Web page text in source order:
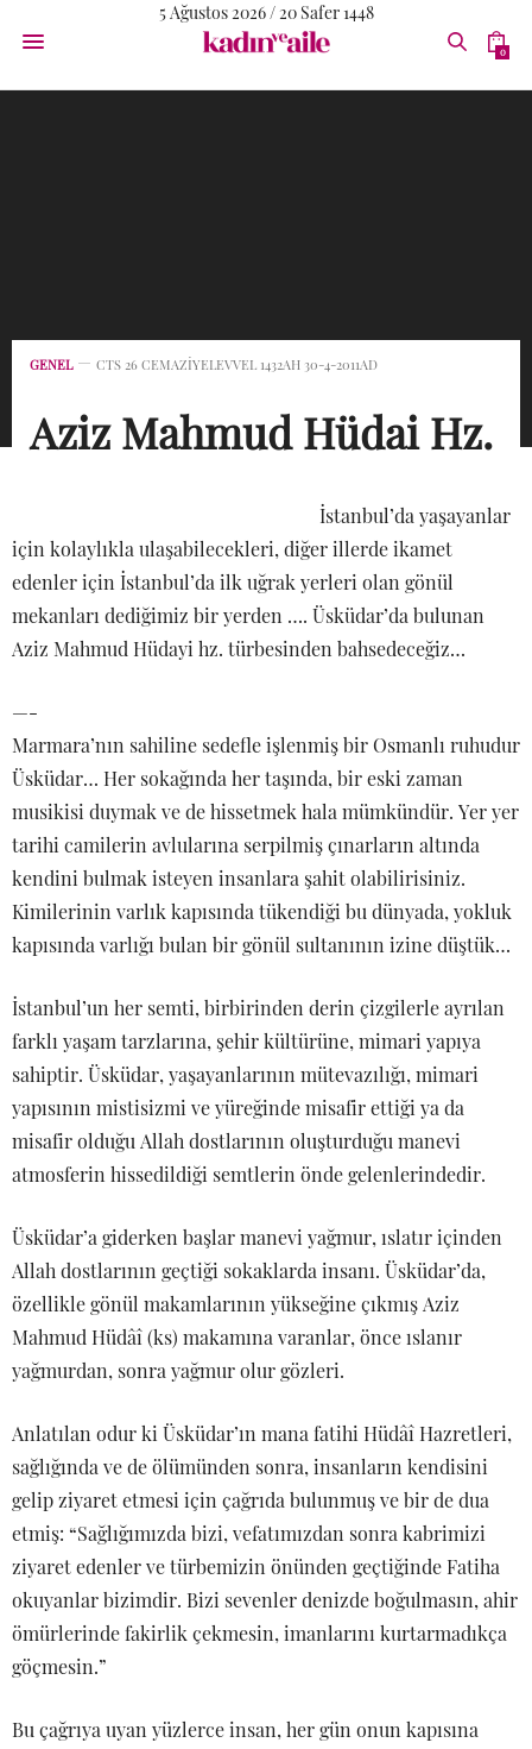
5 Ağustos 2026 / 20 Safer 1448
0
GENEL CTS 26 CEMAZIYELEVVEL 1432AH 30-4-2011AD
Aziz Mahmud Hüdai Hz.
İstanbul’da yaşayanlar
için kolaylıkla ulaşabilecekleri, diğer illerde ikamet
edenler için İstanbul’da ilk uğrak yerleri olan gönül
mekanları dediğimiz bir yerden …. Üsküdar’da bulunan
Aziz Mahmud Hüdayi hz. türbesinden bahsedeceğiz…
—-
Marmara’nın sahiline sedefle işlenmiş bir Osmanlı ruhudur
Üsküdar… Her sokağında her taşında, bir eski zaman
musikisi duymak ve de hissetmek hala mümkündür. Yer yer
tarihi camilerin avlularına serpilmiş çınarların altında
kendini bulmak isteyen insanlara şahit olabilirisiniz.
Kimilerinin varlık kapısında tükendiği bu dünyada, yokluk
kapısında varlığı bulan bir gönül sultanının izine düştük…
İstanbul’un her semti, birbirinden derin çizgilerle ayrılan
farklı yaşam tarzlarına, şehir kültürüne, mimari yapıya
sahiptir. Üsküdar, yaşayanlarının mütevazılığı, mimari
yapısının mistisizmi ve yüreğinde misafir ettiği ya da
misafir olduğu Allah dostlarının oluşturduğu manevi
atmosferin hissedildiği semtlerin önde gelenlerindedir.
Üsküdar’a giderken başlar manevi yağmur, ıslatır içinden
Allah dostlarının geçtiği sokaklarda insanı. Üsküdar’da,
özellikle gönül makamlarının yükseğine çıkmış Aziz
Mahmud Hüdâî (ks) makamına varanlar, önce ıslanır
yağmurdan, sonra yağmur olur gözleri.
Anlatılan odur ki Üsküdar’ın mana fatihi Hüdâî Hazretleri,
sağlığında ve de ölümünden sonra, insanların kendisini
gelip ziyaret etmesi için çağrıda bulunmuş ve bir de dua
etmiş: “Sağlığımızda bizi, vefatımızdan sonra kabrimizi
ziyaret edenler ve türbemizin önünden geçtiğinde Fatiha
okuyanlar bizimdir. Bizi sevenler denizde boğulmasın, ahir
ömürlerinde fakirlik çekmesin, imanlarını kurtarmadıkça
göçmesin.”
Bu çağrıya uyan yüzlerce insan, her gün onun kapısına